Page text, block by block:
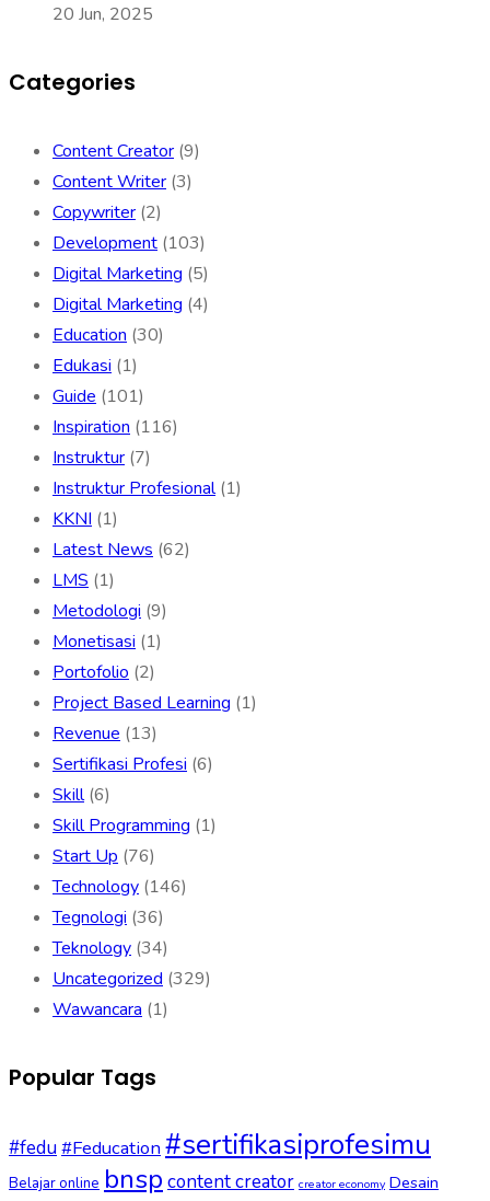
20 Jun, 2025
Categories
Content Creator (9)
Content Writer (3)
Copywriter (2)
Development (103)
Digital Marketing (5)
Digital Marketing (4)
Education (30)
Edukasi (1)
Guide (101)
Inspiration (116)
Instruktur (7)
Instruktur Profesional(1)
KKNI (1)
Latest News (62)
LMS (1)
Metodologi (9)
Monetisasi (1)
Portofolio (2)
Project Based Learning (1)
Revenue (13)
Sertifikasi Profesi (6)
Skill(6)
Skill Programming (1)
Start Up (76)
Technology (146)
Tegnologi (36)
Teknology (34)
Uncategorized (329)
Wawancara (1)
Popular Tags
#fedu#Feducation#sertifikasiprofesimu
Belajar online bnsp content creator creator economy Desain